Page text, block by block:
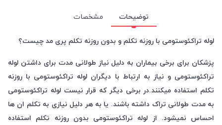
توضیحات
مشخصات
لوله تراکئوستومی با روزنه تکلم و بدون روزنه تکلم پری مد چیست؟
پزشکان برای برخی بیماران به دلیل نیاز طولانی مدت برای داشتن لوله
تراکئوستومی و نیاز به ارتباط با دیگران لوله تراکئوستومی با روزنه
تکلم استفاده میکنند.در برخی دیگر که قرار نیست لوله تراکئوستومی
به مدت طولانی تراک داشته باشند. یا به هر دلیل نیازی به تکلم ان ها
احساس نمیشود. از لوله تراکئوستومی بدون روزنه تکلم استفاده